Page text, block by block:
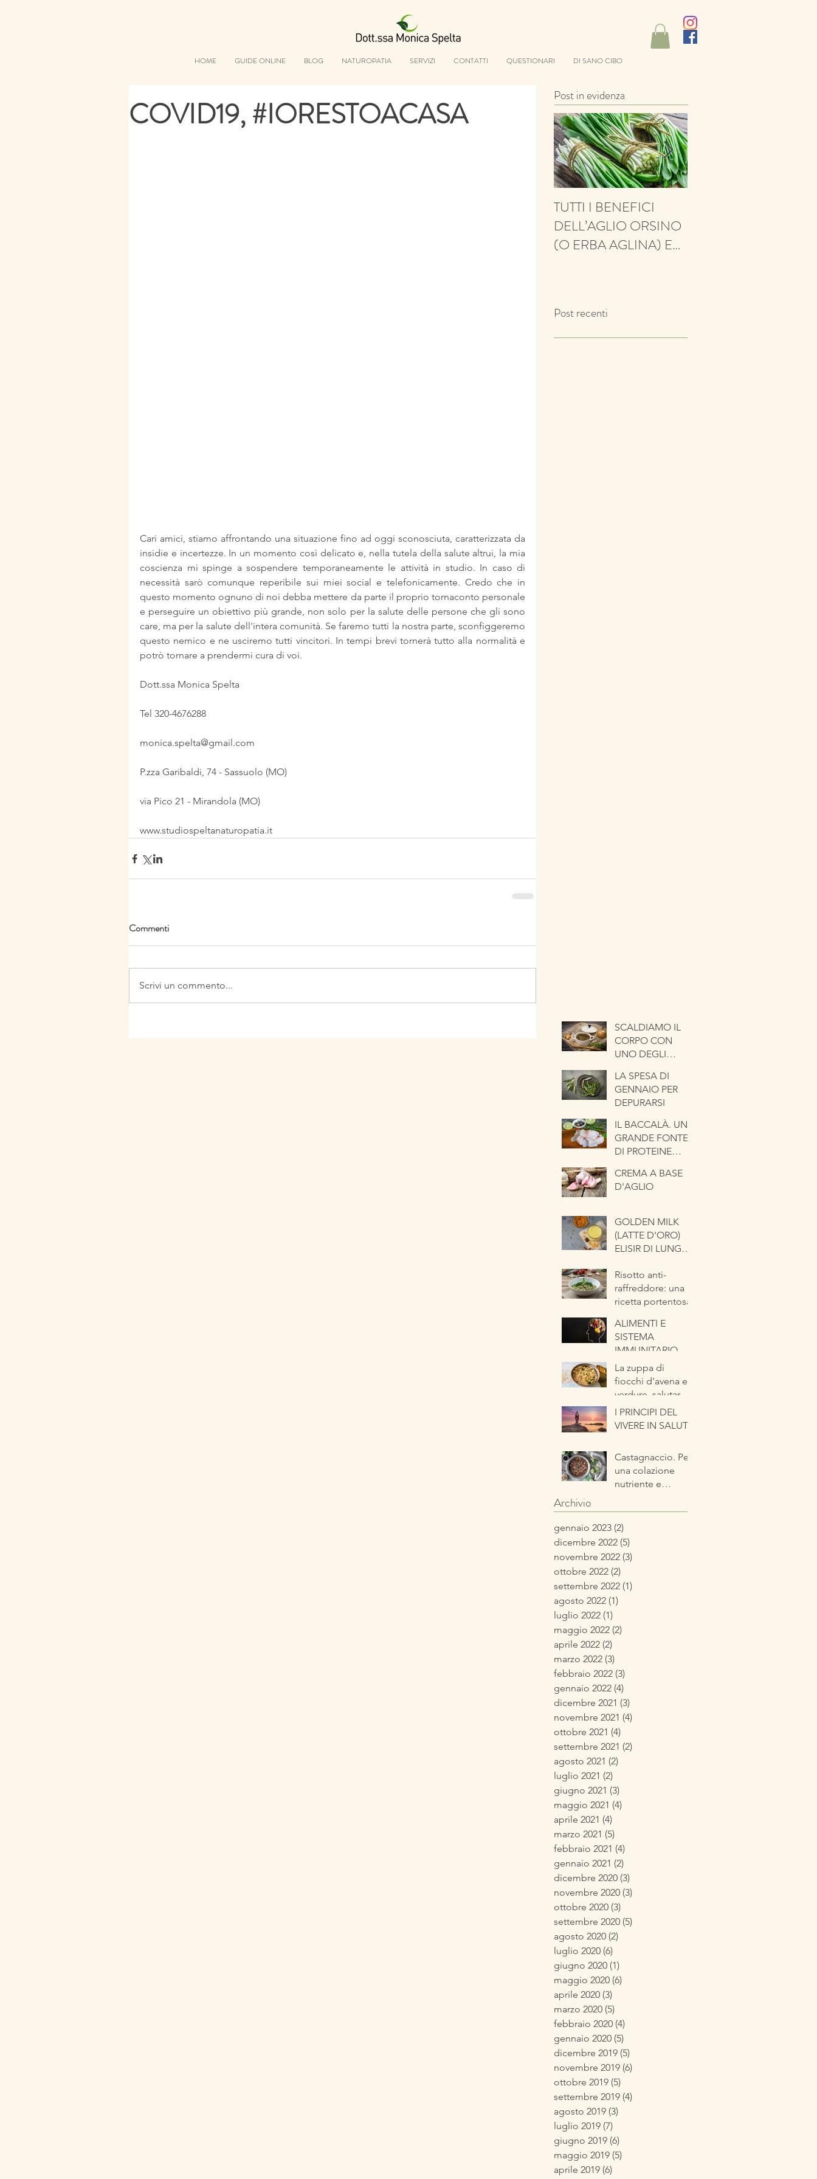
HOME GUIDE ONLINE BLOG NATUROPATIA SERVIZI CONTATTI QUESTIONARI DI SANO CIBO
COVID19, #IORESTOACASA
Cari amici, stiamo affrontando una situazione fino ad oggi sconosciuta, caratterizzata da
insidie e incertezze. In un momento così delicato e, nella tutela della salute altrui, la mia
coscienza mi spinge a sospendere temporaneamente le attività in studio. In caso di
necessità sarò comunque reperibile sui miei social e telefonicamente. Credo che in
questo momento ognuno di noi debba mettere da parte il proprio tornaconto personale
e perseguire un obiettivo più grande, non solo per la salute delle persone che gli sono
care, ma per la salute dell'intera comunità. Se faremo tutti la nostra parte, sconfiggeremo
questo nemico e ne usciremo tutti vincitori. In tempi brevi tornerà tutto alla normalità e
potrò tornare a prendermi cura di voi.
Dott.ssa Monica Spelta
Tel 320-4676288
monica.spelta@gmail.com
P.zza Garibaldi, 74 - Sassuolo (MO)
via Pico 21 - Mirandola (MO)
www.studiospeltanaturopatia.it
Commenti
Scrivi un commento...
Post in evidenza
TUTTI I BENEFICI
DELL’AGLIO ORSINO
(O ERBA AGLINA) E
Post recenti
SCALDIAMO IL
CORPO CON
UNO DEGLI
ANTICHI. LA
CIPOLLA
LA SPESA DI
GENNAIO PER
DEPURARSI
IL BACCALÀ. UNA
GRANDE FONTE
DI PROTEINE
CREMA A BASE
D'AGLIO
GOLDEN MILK
(LATTE D'ORO)
ELISIR DI LUNGA
Risotto anti-
raffreddore: una
ricetta portentosa
ALIMENTI E
SISTEMA
IMMUNITARIO
La zuppa di
fiocchi d'avena e
verdure, salutare
ed energetica
pronta in pochi
I PRINCIPI DEL
VIVERE IN SALUTE
Castagnaccio. Per
una colazione
nutriente e
autunnale
Archivio
gennaio 2023 (2)
dicembre 2022 (5)
novembre 2022 (3)
ottobre 2022 (2)
settembre 2022 (1)
agosto 2022 (1)
luglio 2022 (1)
maggio 2022 (2)
aprile 2022 (2)
marzo 2022 (3)
febbraio 2022 (3)
gennaio 2022 (4)
dicembre 2021 (3)
novembre 2021 (4)
ottobre 2021 (4)
settembre 2021 (2)
agosto 2021 (2)
luglio 2021 (2)
giugno 2021 (3)
maggio 2021 (4)
aprile 2021 (4)
marzo 2021 (5)
febbraio 2021 (4)
gennaio 2021 (2)
dicembre 2020 (3)
novembre 2020 (3)
ottobre 2020 (3)
settembre 2020 (5)
agosto 2020 (2)
luglio 2020 (6)
giugno 2020 (1)
maggio 2020 (6)
aprile 2020 (3)
marzo 2020 (5)
febbraio 2020 (4)
gennaio 2020 (5)
dicembre 2019 (5)
novembre 2019 (6)
ottobre 2019 (5)
settembre 2019 (4)
agosto 2019 (3)
luglio 2019 (7)
giugno 2019 (6)
maggio 2019 (5)
aprile 2019 (6)